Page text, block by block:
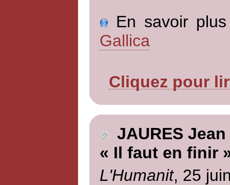
En savoir
Gallica
Cliquez pour
JAURES Jean
« Il faut en finir
L'Humanit, 25